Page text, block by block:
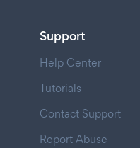
Support
Help Center
Tutorials
Contact Support
Report Abuse